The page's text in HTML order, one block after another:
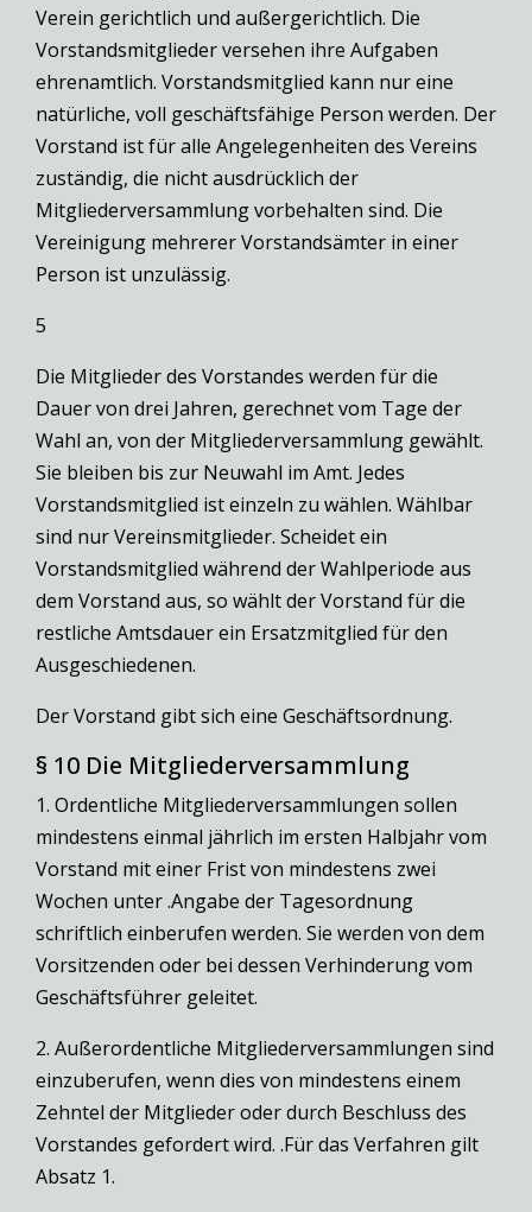
Verein gerichtlich und außergerichtlich. Die
Vorstandsmitglieder versehen ihre Aufgaben
ehrenamtlich. Vorstandsmitglied kann nur eine
natürliche, voll geschäftsfähige Person werden. Der
Vorstand ist für alle Angelegenheiten des Vereins
zuständig, die nicht ausdrücklich der
Mitgliederversammlung vorbehalten sind. Die
Vereinigung mehrerer Vorstandsämter in einer
Person ist unzulässig.
5
Die Mitglieder des Vorstandes werden für die
Dauer von drei Jahren, gerechnet vom Tage der
Wahl an, von der Mitgliederversammlung gewählt.
Sie bleiben bis zur Neuwahl im Amt. Jedes
Vorstandsmitglied ist einzeln zu wählen. Wählbar
sind nur Vereinsmitglieder. Scheidet ein
Vorstandsmitglied während der Wahlperiode aus
dem Vorstand aus, so wählt der Vorstand für die
restliche Amtsdauer ein Ersatzmitglied für den
Ausgeschiedenen.
Der Vorstand gibt sich eine Geschäftsordnung.
§ 10 Die Mitgliederversammlung
1. Ordentliche Mitgliederversammlungen sollen
mindestens einmal jährlich im ersten Halbjahr vom
Vorstand mit einer Frist von mindestens zwei
Wochen unter .Angabe der Tagesordnung
schriftlich einberufen werden. Sie werden von dem
Vorsitzenden oder bei dessen Verhinderung vom
Geschäftsführer geleitet.
2. Außerordentliche Mitgliederversammlungen sind
einzuberufen, wenn dies von mindestens einem
Zehntel der Mitglieder oder durch Beschluss des
Vorstandes gefordert wird. .Für das Verfahren gilt
Absatz 1.